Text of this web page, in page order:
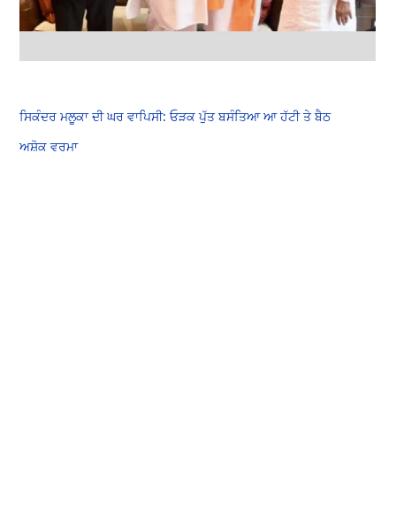
ਸਿਕੰਦਰ ਮਲੂਕਾ ਦੀ ਘਰ ਵਾਪਿਸੀ: ਓੜਕ ਪੁੱਤ ਬਸੰਤਿਆ ਆ ਹੱਟੀ ਤੇ ਬੈਠ
ਅਸ਼ੋਕ ਵਰਮਾ